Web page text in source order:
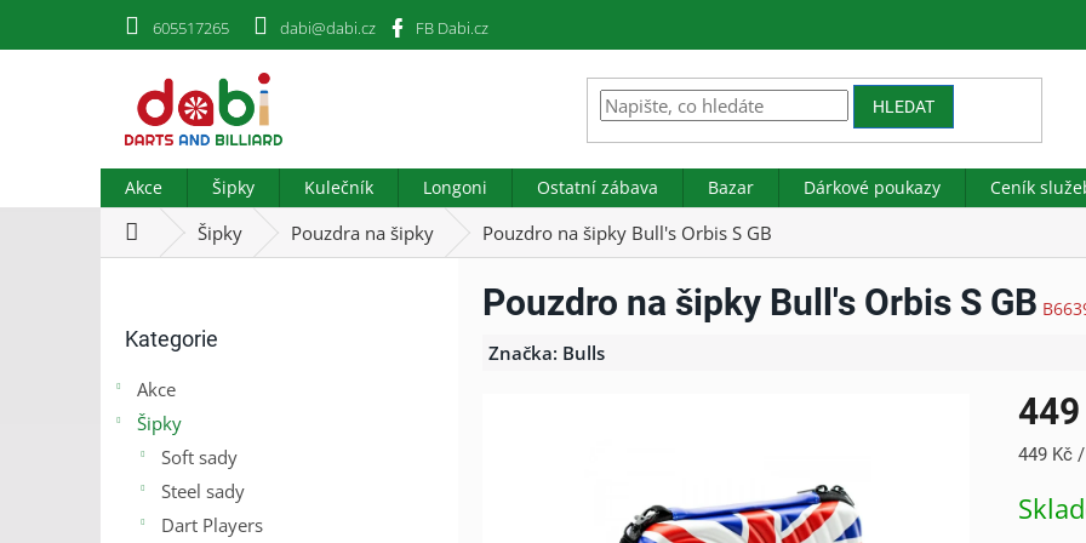
605517265 dabi@dabi.cz FB Dabi.cz
HLEDAT
Akce Šipky Kulečník Longoni Ostatní zábava Bazar Dárkové poukazy Ceník
DomůŠipky Pouzdra na šipky Pouzdro na šipky Bull's Orbis S GB
kategorie
Kategorie
Akce
Šipky
Soft sady
Steel sady
Dart Players
Pouzdro na šipky Bull's Orbis S GB
Značka: Bulls
Měrná
449 Kč